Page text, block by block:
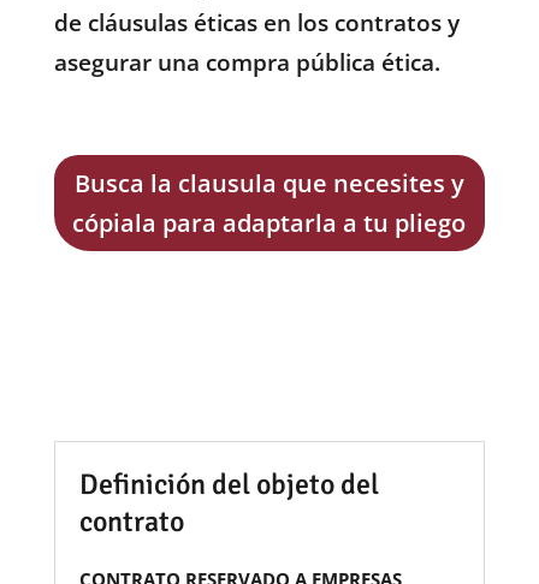
de cláusulas éticas en los contratos y
asegurar una compra pública ética.
Busca la clausula que necesites y
cópiala para adaptarla a tu pliego
Definición del objeto del
contrato
CONTRATO RESERVADO A EMPRESAS